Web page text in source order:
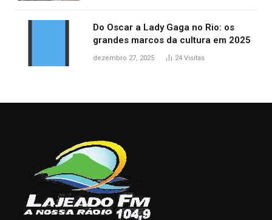
Do Oscar a Lady Gaga no Rio: os
grandes marcos da cultura em 2025
dezembro 27, 2025 24 Visitas